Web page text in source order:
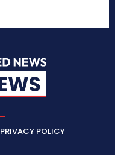
PRIVACY POLICY